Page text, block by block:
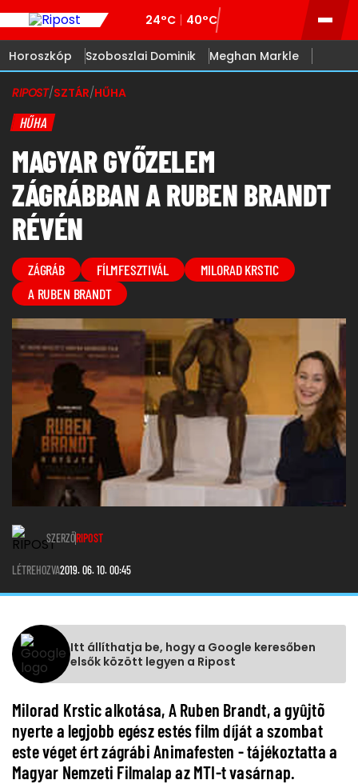
24°C 40°C
Horoszkóp Szoboszlai Dominik Meghan Markle
RIPOST/SZTÁR/HŰHA
HŰHA
MAGYAR GYŐZELEM
ZÁGRÁBBAN A RUBEN BRANDT
RÉVÉN
ZÁGRÁB FÍLMFESZTIVÁL
MILORAD KRSTIC
A RUBEN BRANDT
SZERZŐRIPOST
LÉTREHOZVA2019. 06. 10. 00:45
Itt állíthatja be, hogy a Google keresőben
elsők között legyen a Ripost
Milorad Krstic alkotása, A Ruben Brandt, a gyûjtõ
nyerte a legjobb egész estés film díját a szombat
este véget ért zágrábi Animafesten - tájékoztatta a
Magyar Nemzeti Filmalap az MTI-t vasárnap.